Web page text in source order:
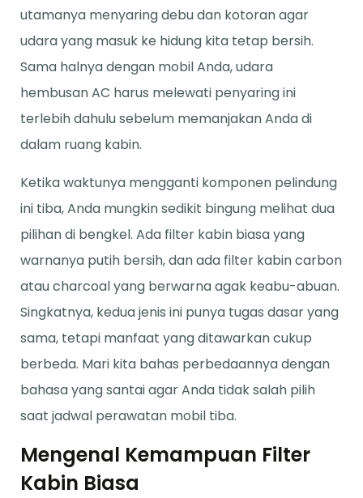
utamanya menyaring debu dan kotoran agar
udara yang masuk ke hidung kita tetap bersih.
Sama halnya dengan mobil Anda, udara
hembusan AC harus melewati penyaring ini
terlebih dahulu sebelum memanjakan Anda di
dalam ruang kabin.
Ketika waktunya mengganti komponen pelindung
ini tiba, Anda mungkin sedikit bingung melihat dua
pilihan di bengkel. Ada filter kabin biasa yang
warnanya putih bersih, dan ada filter kabin carbon
atau charcoal yang berwarna agak keabu-abuan.
Singkatnya, kedua jenis ini punya tugas dasar yang
sama, tetapi manfaat yang ditawarkan cukup
berbeda. Mari kita bahas perbedaannya dengan
bahasa yang santai agar Anda tidak salah pilih
saat jadwal perawatan mobil tiba.
Mengenal Kemampuan Filter
Kabin Biasa